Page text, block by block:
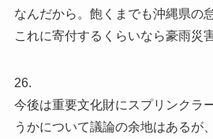
なんだから。飽くまでも沖縄県の怠
これに寄付するくらいなら豪雨災
26.
今後は重要文化財にスプリンクラ
うかについて議論の余地はあるが